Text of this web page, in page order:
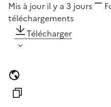
Mis à jour il y a 3 jours
téléchargements
Télécharger